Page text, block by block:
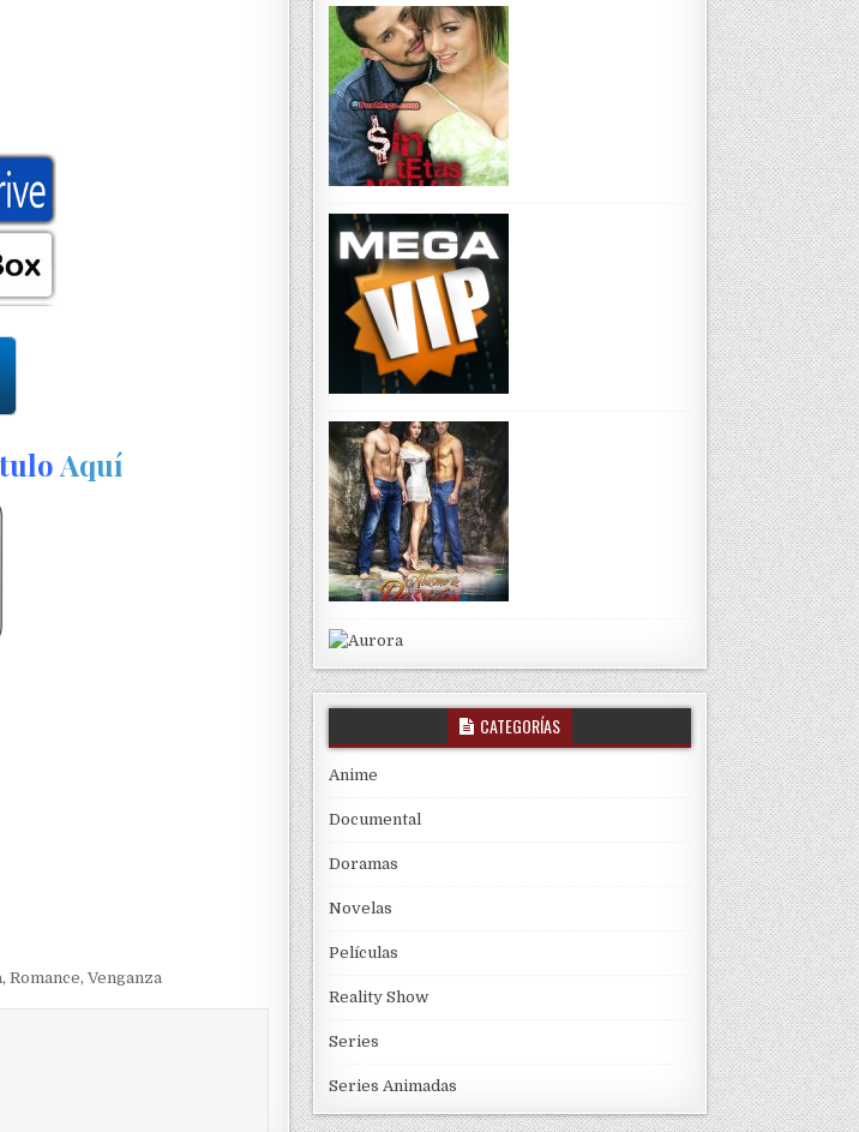
Aquí
, Romance, Venganza
CATEGORÍAS
Anime
Documental
Doramas
Novelas
Películas
Reality Show
Series
Series Animadas